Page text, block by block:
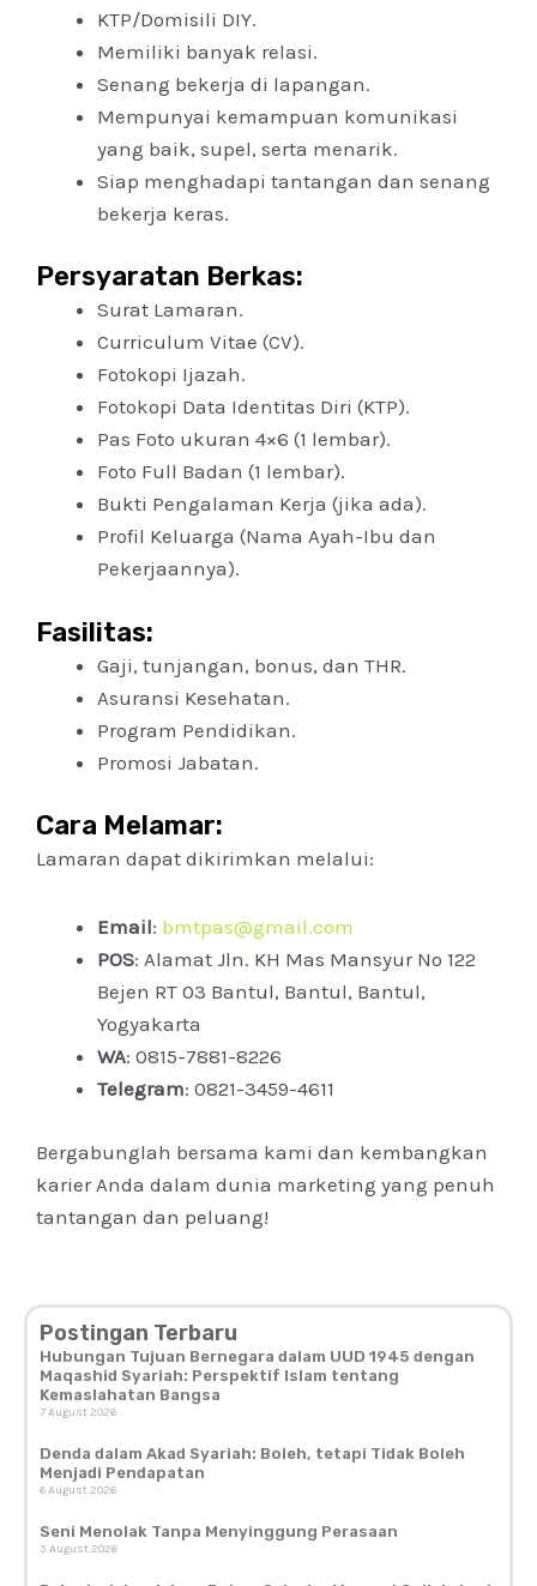
KTP/Domisili DIY.
Memiliki banyak relasi.
Senang bekerja di lapangan.
Mempunyai kemampuan komunikasi
yang baik, supel, serta menarik.
Siap menghadapi tantangan dan senang
bekerja keras.
Persyaratan Berkas:
Surat Lamaran.
Curriculum Vitae (CV).
Fotokopi Ijazah.
Fotokopi Data Identitas Diri (KTP).
Pas Foto ukuran 4×6 (1 lembar).
Foto Full Badan (1 lembar).
Bukti Pengalaman Kerja (jika ada).
Profil Keluarga (Nama Ayah-Ibu dan
Pekerjaannya).
Fasilitas:
Gaji, tunjangan, bonus, dan THR.
Asuransi Kesehatan.
Program Pendidikan.
Promosi Jabatan.
Cara Melamar:
Lamaran dapat dikirimkan melalui:
Email: bmtpas@gmail.com
POS: Alamat Jln. KH Mas Mansyur No 122
Bejen RT 03 Bantul, Bantul, Bantul,
Yogyakarta
WA: 0815-7881-8226
Telegram: 0821-3459-4611
Bergabunglah bersama kami dan kembangkan
karier Anda dalam dunia marketing yang penuh
tantangan dan peluang!
Postingan Terbaru
Hubungan Tujuan Bernegara dalam UUD 1945 dengan
Maqashid Syariah: Perspektif Islam tentang
Kemaslahatan Bangsa
7 August 2026
Denda dalam Akad Syariah: Boleh, tetapi Tidak Boleh
Menjadi Pendapatan
6 August 2026
Seni Menolak Tanpa Menyinggung Perasaan
3 August 2026